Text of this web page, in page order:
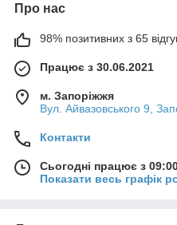
Про нас
98% позитивних з 65
Працює з 30.06.2021
м. Запоріжжя
Вул. Айвазовського 9,
Контакти
Сьогодні працює з
Показати весь графік